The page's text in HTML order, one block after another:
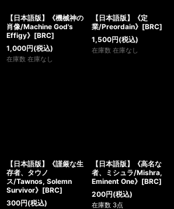
【日本語版】《機械神の
肖像/Machine God's
Effigy》[BRC]
1,000円(税込)
在庫数 在庫なし
【日本語版】《定
業/Preordain》[BRC]
1,500円(税込)
在庫数 在庫なし
【日本語版】《謹厳な生
存者、タウノ
ス/Tawnos, Solemn
Survivor》[BRC]
300円(税込)
【日本語版】《高名な
者、ミシュラ/Mishra,
Eminent One》[BRC]
200円(税込)
在庫数 3点